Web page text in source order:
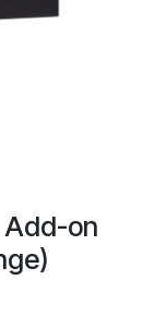
Add-on